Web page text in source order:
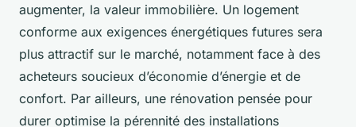
augmenter, la valeur immobilière. Un logement
conforme aux exigences énergétiques futures sera
plus attractif sur le marché, notamment face à des
acheteurs soucieux d’économie d’énergie et de
confort. Par ailleurs, une rénovation pensée pour
durer optimise la pérennité des installations